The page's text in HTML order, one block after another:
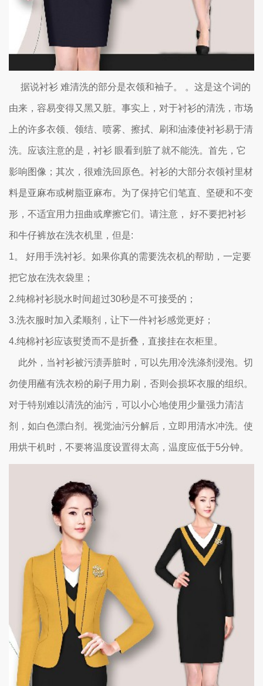
据说衬衫 难清洗的部分是衣领和袖子。 。这是这个词的
由来，容易变得又黑又脏。事实上，对于衬衫的清洗，市场
上的许多衣领、领结、喷雾、擦拭、刷和油漆使衬衫易于清
洗。应该注意的是，衬衫 眼看到脏了就不能洗。首先，它
影响图像；其次，很难洗回原色。衬衫的大部分衣领衬里材
料是亚麻布或树脂亚麻布。为了保持它们笔直、坚硬和不变
形，不适宜用力扭曲或摩擦它们。请注意， 好不要把衬衫
和牛仔裤放在洗衣机里，但是:
1。 好用手洗衬衫。如果你真的需要洗衣机的帮助，一定要
把它放在洗衣袋里；
2.纯棉衬衫脱水时间超过30秒是不可接受的；
3.洗衣服时加入柔顺剂，让下一件衬衫感觉更好；
4.纯棉衬衫应该熨烫而不是折叠，直接挂在衣柜里。
此外，当衬衫被污渍弄脏时，可以先用冷洗涤剂浸泡。切
勿使用蘸有洗衣粉的刷子用力刷，否则会损坏衣服的组织。
对于特别难以清洗的油污，可以小心地使用少量强力清洁
剂，如白色漂白剂。视觉油污分解后，立即用清水冲洗。使
用烘干机时，不要将温度设置得太高，温度应低于5分钟。